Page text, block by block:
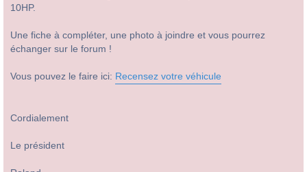
10HP.
Une fiche à compléter, une photo à joindre et vous pourrez
échanger sur le forum !
Vous pouvez le faire ici: Recensez votre véhicule
Cordialement
Le président